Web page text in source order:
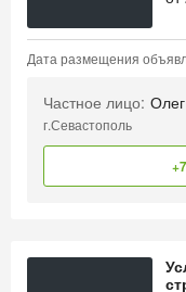
Дата размещения
Частное лицо: Олег
г.Севастополь